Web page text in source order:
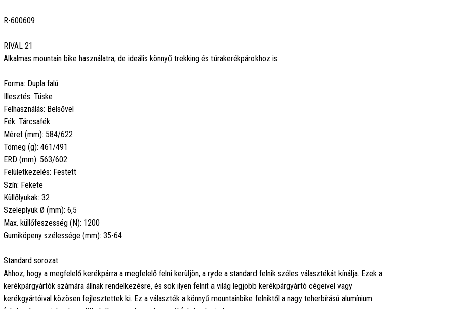
R-600609
RIVAL 21
Alkalmas mountain bike használatra, de ideális könnyű trekking és túrakerékpárokhoz is.
Forma: Dupla falú
Illesztés: Tüske
Felhasználás: Belsővel
Fék: Tárcsafék
Méret (mm): 584/622
Tömeg (g): 461/491
ERD (mm): 563/602
Felületkezelés: Festett
Szín: Fekete
Küllőlyukak: 32
Szeleplyuk Ø (mm): 6,5
Max. küllőfeszesség (N): 1200
Gumiköpeny szélessége (mm): 35-64
Standard sorozat
Ahhoz, hogy a megfelelő kerékpárra a megfelelő felni kerüljön, a ryde a standard felnik széles választékát kínálja. Ezek a
kerékpárgyártók számára állnak rendelkezésre, és sok ilyen felnit a világ legjobb kerékpárgyártó cégeivel vagy
kerékgyártóival közösen fejlesztettek ki. Ez a választék a könnyű mountainbike felniktől a nagy teherbírású alumínium